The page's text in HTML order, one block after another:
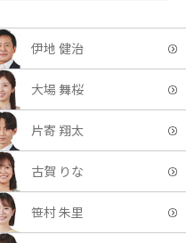
伊地 健治
大場 舞桜
片寄 翔太
古賀 りな
笹村 朱里